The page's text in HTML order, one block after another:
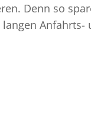
Denn so
Anfahrts-